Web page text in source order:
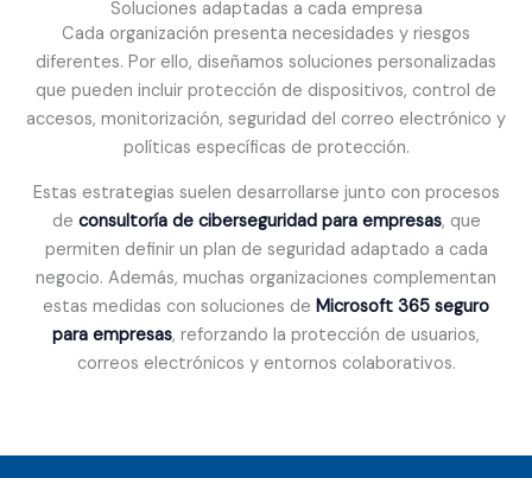
Soluciones adaptadas a cada empresa
Cada organización presenta necesidades y riesgos
diferentes. Por ello, diseñamos soluciones personalizadas
que pueden incluir protección de dispositivos, control de
accesos, monitorización, seguridad del correo electrónico y
políticas específicas de protección.
Estas estrategias suelen desarrollarse junto con procesos
de consultoría de ciberseguridad para empresas, que
permiten definir un plan de seguridad adaptado a cada
negocio. Además, muchas organizaciones complementan
estas medidas con soluciones de Microsoft 365 seguro
para empresas, reforzando la protección de usuarios,
correos electrónicos y entornos colaborativos.